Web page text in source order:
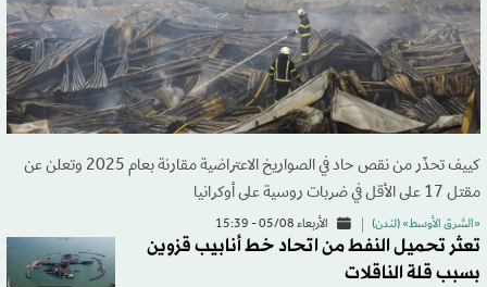
كييف تحذّر من نقص حاد في الصواريخ الاعتراضية مقارنة بعام 2025 وتعلن عن
مقتل 17 على الأقل في ضربات روسية على أوكرانيا
«الشرق الأوسط» (لندن) الأربعاء 05/08 - 15:39
تعثر تحميل النفط من اتحاد خط أنابيب قزوين
بسبب قلة الناقلات